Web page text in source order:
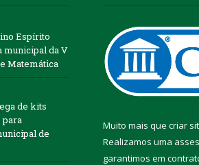
Espírito
municipal da V
Matemática
de kits
para
de
Muito mais que criar
Realizamos uma
garantimos em